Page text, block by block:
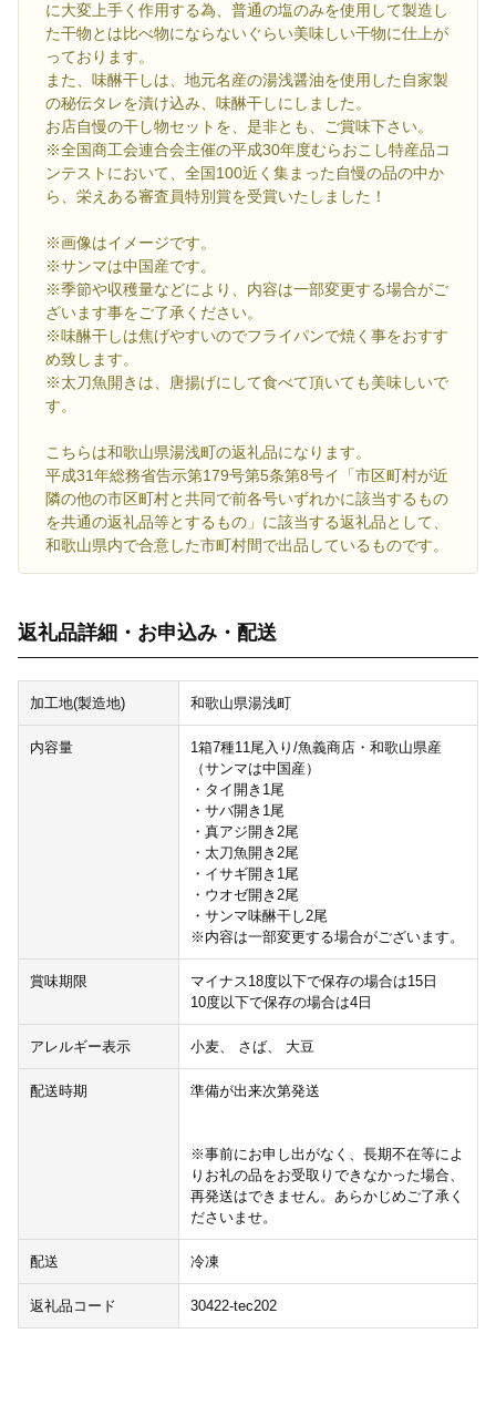
に大変上手く作用する為、普通の塩のみを使用して製造し
た干物とは比べ物にならないぐらい美味しい干物に仕上が
っております。
また、味醂干しは、地元名産の湯浅醤油を使用した自家製
の秘伝タレを漬け込み、味醂干しにしました。
お店自慢の干し物セットを、是非とも、ご賞味下さい。
※全国商工会連合会主催の平成30年度むらおこし特産品コ
ンテストにおいて、全国100近く集まった自慢の品の中か
ら、栄えある審査員特別賞を受賞いたしました！
※画像はイメージです。
※サンマは中国産です。
※季節や収穫量などにより、内容は一部変更する場合がご
ざいます事をご了承ください。
※味醂干しは焦げやすいのでフライパンで焼く事をおすす
め致します。
※太刀魚開きは、唐揚げにして食べて頂いても美味しいで
す。
こちらは和歌山県湯浅町の返礼品になります。
平成31年総務省告示第179号第5条第8号イ「市区町村が近
隣の他の市区町村と共同で前各号いずれかに該当するもの
を共通の返礼品等とするもの」に該当する返礼品として、
和歌山県内で合意した市町村間で出品しているものです。
返礼品詳細・お申込み・配送
加工地(製造地) 和歌山県湯浅町
内容量
1箱7種11尾入り/魚義商店・和歌山県産
（サンマは中国産）
・タイ開き1尾
・サバ開き1尾
・真アジ開き2尾
・太刀魚開き2尾
・イサギ開き1尾
・ウオゼ開き2尾
・サンマ味醂干し2尾
※内容は一部変更する場合がございます。
賞味期限
マイナス18度以下で保存の場合は15日
10度以下で保存の場合は4日
アレルギー表示 小麦、 さば、 大豆
配送時期 準備が出来次第発送
※事前にお申し出がなく、長期不在等によ
りお礼の品をお受取りできなかった場合、
再発送はできません。あらかじめご了承く
ださいませ。
配送 冷凍
返礼品コード 30422-tec202